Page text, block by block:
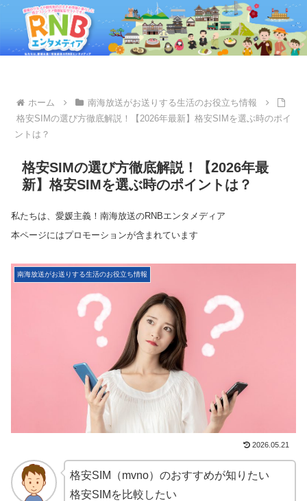
ホーム
南海放送がお送りする生活のお役立ち情報
格安SIMの選び方徹底解説！【2026年最新】格安SIMを選ぶ時のポイ
ントは？
格安SIMの選び方徹底解説！【2026年最
新】格安SIMを選ぶ時のポイントは？
私たちは、愛媛主義！南海放送のRNBエンタメディア
本ページにはプロモーションが含まれています
南海放送がお送りする生活のお役立ち情報
2026.05.21
格安SIM（mvno）のおすすめが知りたい
格安SIMを比較したい